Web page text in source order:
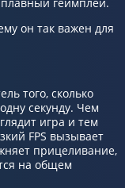
он так важен для
того, сколько
секунду. Чем
игра и тем
FPS вызывает
прицеливание,
на общем